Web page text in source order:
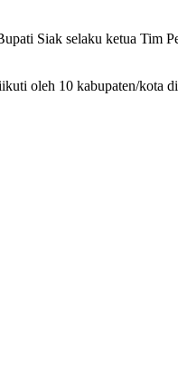
Siak selaku ketua Tim
oleh 10 kabupaten/kota